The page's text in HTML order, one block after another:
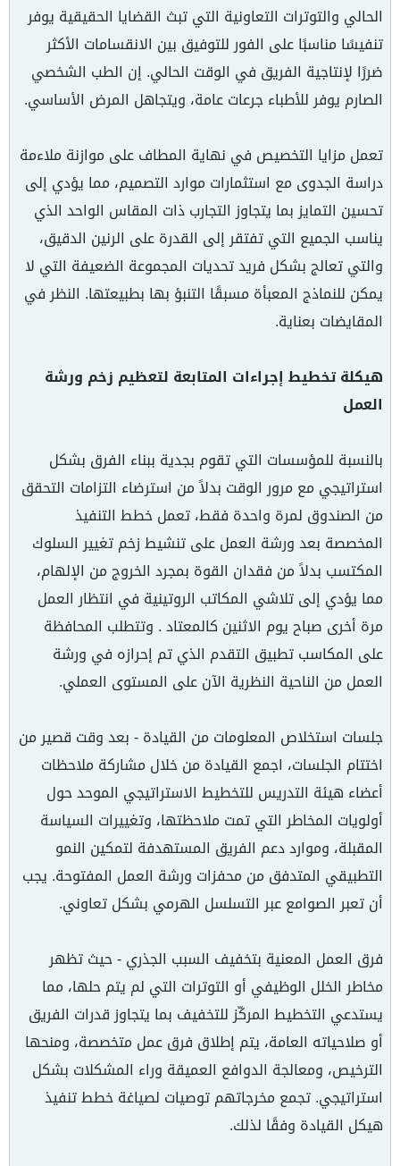
الحالي والتوترات التعاونية التي تبث القضايا الحقيقية يوفر
تنفيسًا مناسبًا على الفور للتوفيق بين الانقسامات الأكثر
ضررًا لإنتاجية الفريق في الوقت الحالي. إن الطب الشخصي
الصارم يوفر للأطباء جرعات عامة، ويتجاهل المرض الأساسي.
تعمل مزايا التخصيص في نهاية المطاف على موازنة ملاءمة
دراسة الجدوى مع استثمارات موارد التصميم، مما يؤدي إلى
تحسين التمايز بما يتجاوز التجارب ذات المقاس الواحد الذي
يناسب الجميع التي تفتقر إلى القدرة على الرنين الدقيق،
والتي تعالج بشكل فريد تحديات المجموعة الضعيفة التي لا
يمكن للنماذج المعبأة مسبقًا التنبؤ بها بطبيعتها. النظر في
المقايضات بعناية.
هيكلة تخطيط إجراءات المتابعة لتعظيم زخم ورشة
العمل
بالنسبة للمؤسسات التي تقوم بجدية ببناء الفرق بشكل
استراتيجي مع مرور الوقت بدلاً من استرضاء التزامات التحقق
من الصندوق لمرة واحدة فقط، تعمل خطط التنفيذ
المخصصة بعد ورشة العمل على تنشيط زخم تغيير السلوك
المكتسب بدلاً من فقدان القوة بمجرد الخروج من الإلهام،
مما يؤدي إلى تلاشي المكاتب الروتينية في انتظار العمل
مرة أخرى صباح يوم الاثنين كالمعتاد . وتتطلب المحافظة
على المكاسب تطبيق التقدم الذي تم إحرازه في ورشة
العمل من الناحية النظرية الآن على المستوى العملي.
جلسات استخلاص المعلومات من القيادة - بعد وقت قصير من
اختتام الجلسات، اجمع القيادة من خلال مشاركة ملاحظات
أعضاء هيئة التدريس للتخطيط الاستراتيجي الموحد حول
أولويات المخاطر التي تمت ملاحظتها، وتغييرات السياسة
المقبلة، وموارد دعم الفريق المستهدفة لتمكين النمو
التطبيقي المتدفق من محفزات ورشة العمل المفتوحة. يجب
أن تعبر الصوامع عبر التسلسل الهرمي بشكل تعاوني.
فرق العمل المعنية بتخفيف السبب الجذري - حيث تظهر
مخاطر الخلل الوظيفي أو التوترات التي لم يتم حلها، مما
يستدعي التخطيط المركّز للتخفيف بما يتجاوز قدرات الفريق
أو صلاحياته العامة، يتم إطلاق فرق عمل متخصصة، ومنحها
الترخيص، ومعالجة الدوافع العميقة وراء المشكلات بشكل
استراتيجي. تجمع مخرجاتهم توصيات لصياغة خطط تنفيذ
هيكل القيادة وفقًا لذلك.